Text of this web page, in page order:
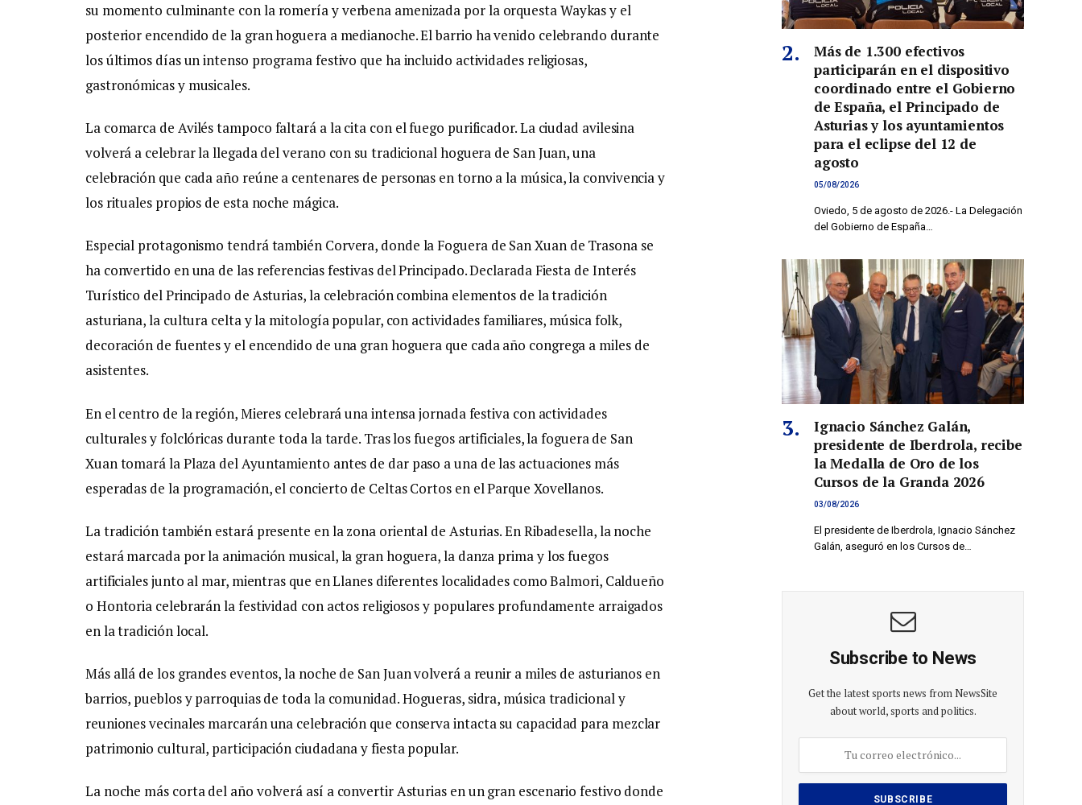
su momento culminante con la romería y verbena amenizada por la orquesta Waykas y el
posterior encendido de la gran hoguera a medianoche. El barrio ha venido celebrando durante
los últimos días un intenso programa festivo que ha incluido actividades religiosas,
gastronómicas y musicales.
La comarca de Avilés tampoco faltará a la cita con el fuego purificador. La ciudad avilesina
volverá a celebrar la llegada del verano con su tradicional hoguera de San Juan, una
celebración que cada año reúne a centenares de personas en torno a la música, la convivencia y
los rituales propios de esta noche mágica.
Especial protagonismo tendrá también Corvera, donde la Foguera de San Xuan de Trasona se
ha convertido en una de las referencias festivas del Principado. Declarada Fiesta de Interés
Turístico del Principado de Asturias, la celebración combina elementos de la tradición
asturiana, la cultura celta y la mitología popular, con actividades familiares, música folk,
decoración de fuentes y el encendido de una gran hoguera que cada año congrega a miles de
asistentes.
En el centro de la región, Mieres celebrará una intensa jornada festiva con actividades
culturales y folclóricas durante toda la tarde. Tras los fuegos artificiales, la foguera de San
Xuan tomará la Plaza del Ayuntamiento antes de dar paso a una de las actuaciones más
esperadas de la programación, el concierto de Celtas Cortos en el Parque Xovellanos.
La tradición también estará presente en la zona oriental de Asturias. En Ribadesella, la noche
estará marcada por la animación musical, la gran hoguera, la danza prima y los fuegos
artificiales junto al mar, mientras que en Llanes diferentes localidades como Balmori, Caldueño
o Hontoria celebrarán la festividad con actos religiosos y populares profundamente arraigados
en la tradición local.
Más allá de los grandes eventos, la noche de San Juan volverá a reunir a miles de asturianos en
barrios, pueblos y parroquias de toda la comunidad. Hogueras, sidra, música tradicional y
reuniones vecinales marcarán una celebración que conserva intacta su capacidad para mezclar
patrimonio cultural, participación ciudadana y fiesta popular.
La noche más corta del año volverá así a convertir Asturias en un gran escenario festivo donde
Más de 1.300 efectivos
participarán en el dispositivo
coordinado entre el Gobierno
de España, el Principado de
Asturias y los ayuntamientos
para el eclipse del 12 de
agosto
05/08/2026
Oviedo, 5 de agosto de 2026.- La Delegación
del Gobierno de España…
Ignacio Sánchez Galán,
presidente de Iberdrola, recibe
la Medalla de Oro de los
Cursos de la Granda 2026
03/08/2026
El presidente de Iberdrola, Ignacio Sánchez
Galán, aseguró en los Cursos de…
Subscribe to News
Get the latest sports news from NewsSite
about world, sports and politics.